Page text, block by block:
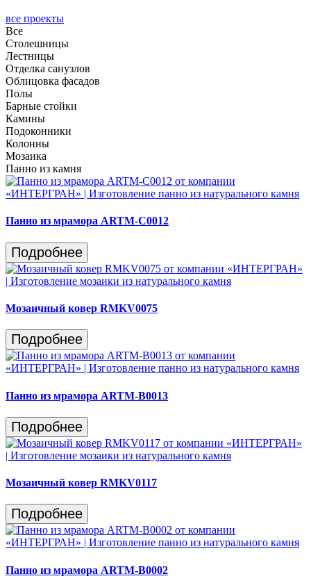
все проекты
Все
Столешницы
Лестницы
Отделка санузлов
Облицовка фасадов
Полы
Барные стойки
Камины
Подоконники
Колонны
Мозаика
Панно из камня
Панно из мрамора ARTM-C0012
Подробнее
Мозаичный ковер RMKV0075
Подробнее
Панно из мрамора ARTM-B0013
Подробнее
Мозаичный ковер RMKV0117
Подробнее
Панно из мрамора ARTM-B0002